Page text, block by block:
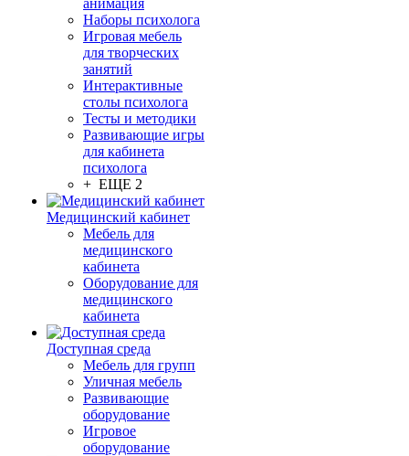
анимация
Наборы психолога
Игровая мебель
для творческих
занятий
Интерактивные
столы психолога
Тесты и методики
Развивающие игры
для кабинета
психолога
+ ЕЩЕ 2
Медицинский кабинет
Мебель для
медицинского
кабинета
Оборудование для
медицинского
кабинета
Доступная среда
Мебель для групп
Уличная мебель
Развивающие
оборудование
Игровое
оборудование